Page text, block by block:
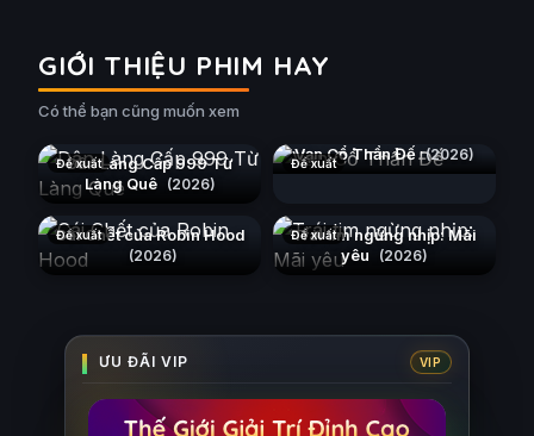
GIỚI THIỆU PHIM HAY
Có thể bạn cũng muốn xem
Đề xuất
Dân Làng Cấp 999 Từ
Làng Quê (2026)
Đề xuất
Vạn Cổ Thần Đế (2026)
Đề xuất
Cái Chết của Robin Hood
(2026)
Đề xuất
Trái tim ngừng nhịp: Mãi
yêu
(2026)